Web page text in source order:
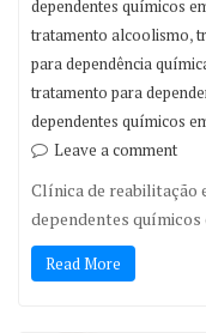
dependentes químicos
tratamento alcoolismo,
para dependência
tratamento para
dependentes químicos
Leave a comment
Clínica de reabilitação
dependentes
Read More